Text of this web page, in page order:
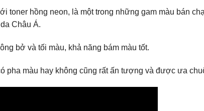
toner hồng neon, là một trong những gam màu bán
Châu Á.
bở và tối màu, khả năng bám màu tốt.
pha màu hay không cũng rất ấn tượng và được ưa